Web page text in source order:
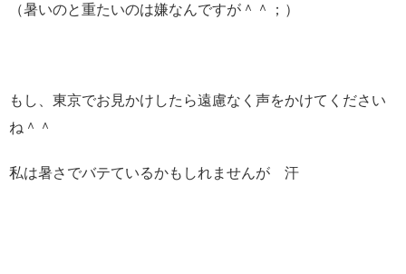
（暑いのと重たいのは嫌なんですが＾＾；）
もし、東京でお見かけしたら遠慮なく声をかけてください
ね＾＾
私は暑さでバテているかもしれませんが 汗